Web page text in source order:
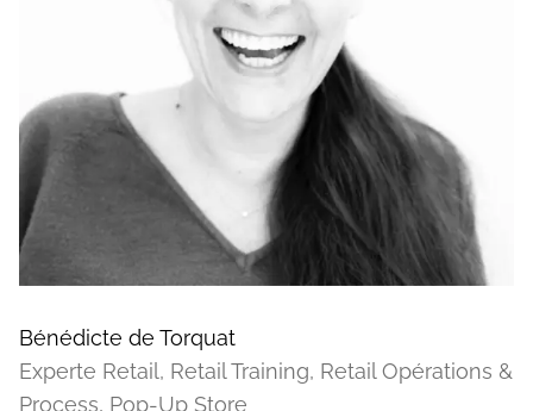
Bénédicte de Torquat
Experte Retail, Retail Training, Retail Opérations &
Process, Pop-Up Store